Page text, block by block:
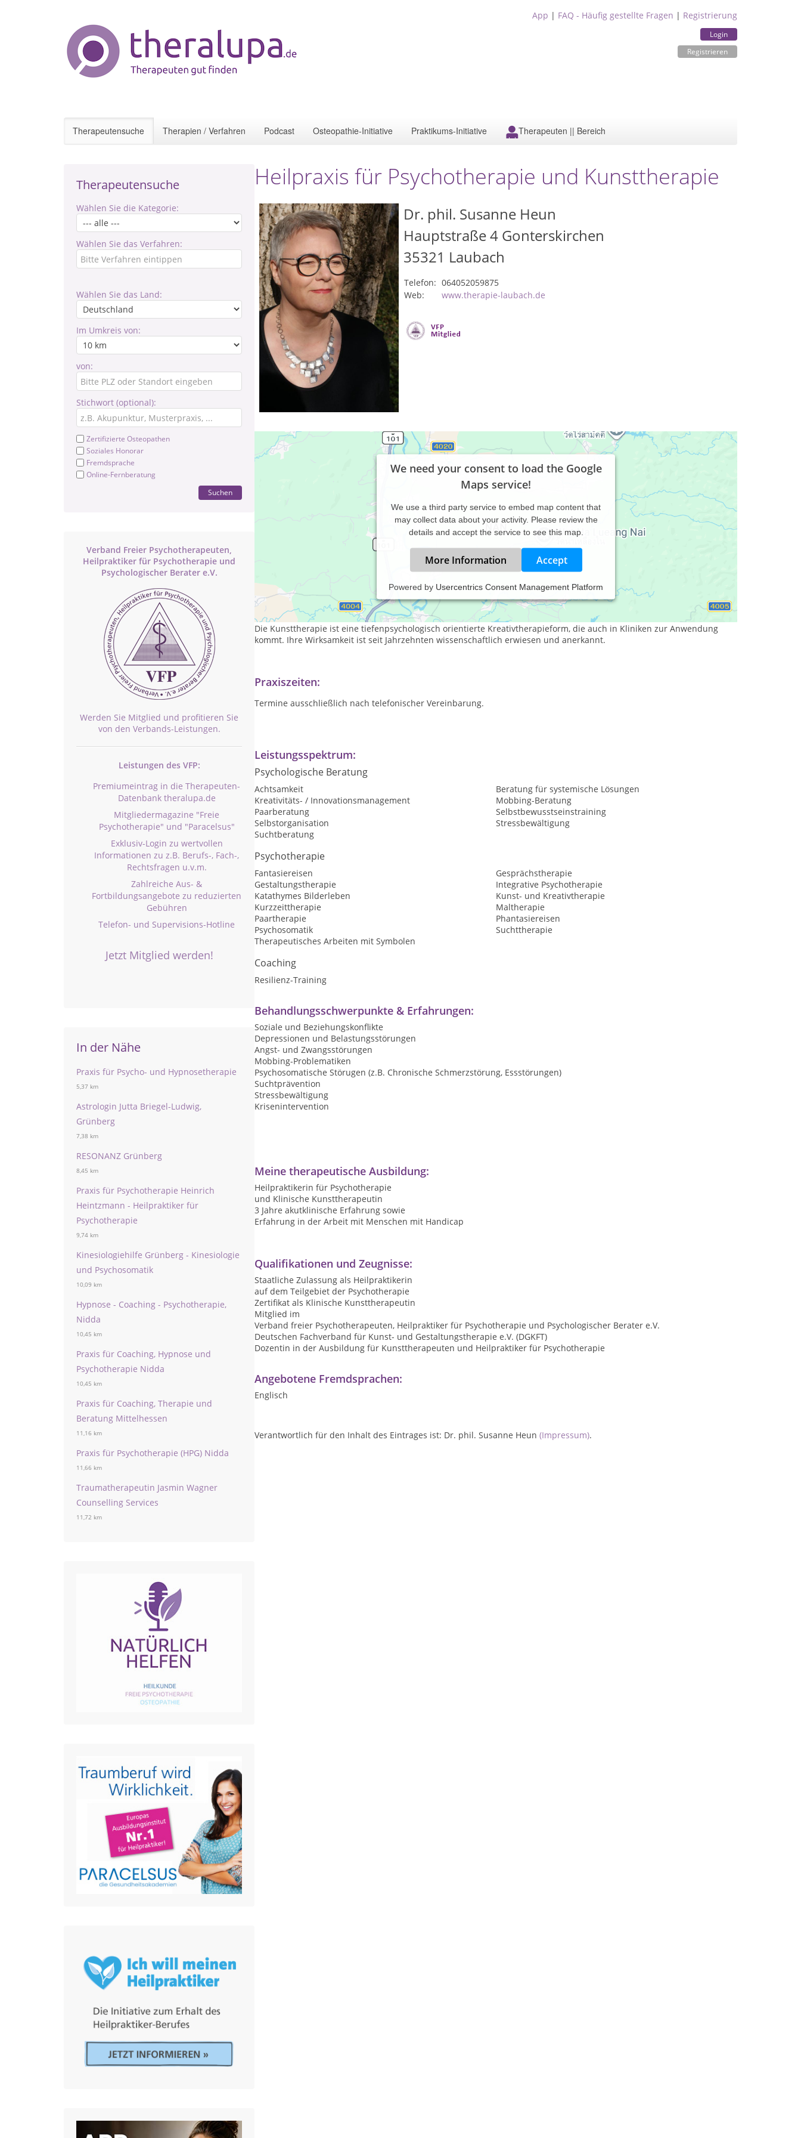
App | FAQ - Häufig gestellte Fragen | Registrierung
Login
Registrieren
Therapeutensuche Therapien / Verfahren Podcast Osteopathie-Initiative Praktikums-Initiative Therapeuten || Bereich
Therapeutensuche
Wählen Sie die Kategorie:
Wählen Sie das Verfahren:
Wählen Sie das Land:
Im Umkreis von:
von:
Stichwort (optional):
Zertifizierte Osteopathen
Soziales Honorar
Fremdsprache
Online-Fernberatung
Suchen
Verband Freier Psychotherapeuten,
Heilpraktiker für Psychotherapie und
Psychologischer Berater e.V.
Werden Sie Mitglied und profitieren Sie
von den Verbands-Leistungen.
Leistungen des VFP:
Premiumeintrag in die Therapeuten-
Datenbank theralupa.de
Mitgliedermagazine "Freie
Psychotherapie" und "Paracelsus"
Exklusiv-Login zu wertvollen
Informationen zu z.B. Berufs-, Fach-,
Rechtsfragen u.v.m.
Zahlreiche Aus- &
Fortbildungsangebote zu reduzierten
Gebühren
Telefon- und Supervisions-Hotline
Jetzt Mitglied werden!
In der Nähe
Praxis für Psycho- und Hypnosetherapie
5,37 km
Astrologin Jutta Briegel-Ludwig,
Grünberg
7,38 km
RESONANZ Grünberg
8,45 km
Praxis für Psychotherapie Heinrich
Heintzmann - Heilpraktiker für
Psychotherapie
9,74 km
Kinesiologiehilfe Grünberg - Kinesiologie
und Psychosomatik
10,09 km
Hypnose - Coaching - Psychotherapie,
Nidda
10,45 km
Praxis für Coaching, Hypnose und
Psychotherapie Nidda
10,45 km
Praxis für Coaching, Therapie und
Beratung Mittelhessen
11,16 km
Praxis für Psychotherapie (HPG) Nidda
11,66 km
Traumatherapeutin Jasmin Wagner
Counselling Services
11,72 km
Heilpraxis für Psychotherapie und Kunsttherapie
Dr. phil. Susanne Heun
Hauptstraße 4 Gonterskirchen
35321 Laubach
Telefon: 064052059875
Web:
www.therapie-laubach.de
We need your consent to load the Google
Maps service!
We use a third party service to embed map content that
may collect data about your activity. Please review the
details and accept the service to see this map.
More Information Accept
Powered by Usercentrics Consent Management Platform
Kunsttherapie mit integrieren gesprächs- und verhaltenstherapeutischen Elementen - je nach Indikation.
Mein Angebot richtet sich ausschließlich an Erwachsene.
Die Kunsttherapie ist eine tiefenpsychologisch orientierte Kreativtherapieform, die auch in Kliniken zur Anwendung
kommt. Ihre Wirksamkeit ist seit Jahrzehnten wissenschaftlich erwiesen und anerkannt.
Praxiszeiten:
Termine ausschließlich nach telefonischer Vereinbarung.
Leistungsspektrum:
Psychologische Beratung
Achtsamkeit
Beratung für systemische Lösungen
Kreativitäts- / Innovationsmanagement
Mobbing-Beratung
Paarberatung
Selbstbewusstseinstraining
Selbstorganisation
Stressbewältigung
Suchtberatung
Psychotherapie
Fantasiereisen
Gesprächstherapie
Gestaltungstherapie
Integrative Psychotherapie
Katathymes Bilderleben
Kunst- und Kreativtherapie
Kurzzeittherapie
Maltherapie
Paartherapie
Phantasiereisen
Psychosomatik
Suchttherapie
Therapeutisches Arbeiten mit Symbolen
Coaching
Resilienz-Training
Behandlungsschwerpunkte & Erfahrungen:
Soziale und Beziehungskonflikte
Depressionen und Belastungsstörungen
Angst- und Zwangsstörungen
Mobbing-Problematiken
Psychosomatische Störugen (z.B. Chronische Schmerzstörung, Essstörungen)
Suchtprävention
Stressbewältigung
Krisenintervention
Meine therapeutische Ausbildung:
Heilpraktikerin für Psychotherapie
und Klinische Kunsttherapeutin
3 Jahre akutklinische Erfahrung sowie
Erfahrung in der Arbeit mit Menschen mit Handicap
Qualifikationen und Zeugnisse:
Staatliche Zulassung als Heilpraktikerin
auf dem Teilgebiet der Psychotherapie
Zertifikat als Klinische Kunsttherapeutin
Mitglied im
Verband freier Psychotherapeuten, Heilpraktiker für Psychotherapie und Psychologischer Berater e.V.
Deutschen Fachverband für Kunst- und Gestaltungstherapie e.V. (DGKFT)
Dozentin in der Ausbildung für Kunsttherapeuten und Heilpraktiker für Psychotherapie
Angebotene Fremdsprachen:
Englisch
Verantwortlich für den Inhalt des Eintrages ist: Dr. phil. Susanne Heun (Impressum).